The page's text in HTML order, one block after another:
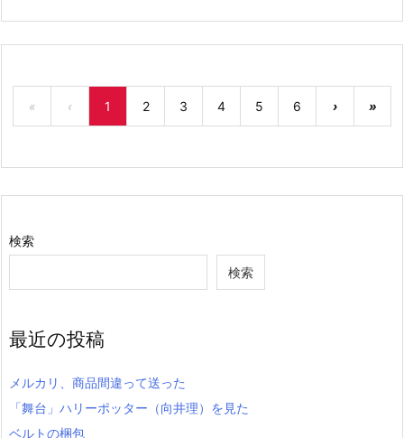
« ‹ 1 2 3 4 5 6 › »
検索
検索
最近の投稿
メルカリ、商品間違って送った
「舞台」ハリーポッター（向井理）を見た
ベルトの梱包